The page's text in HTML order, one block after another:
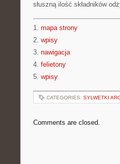
słuszną ilość składników
1. mapa strony
2. wpisy
3. nawigacja
4. felietony
5. wpisy
CATEGORIES: SYLWETKI
Comments are closed.